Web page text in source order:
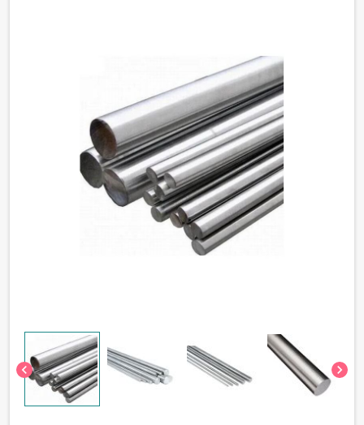
chevron_left chevron_right